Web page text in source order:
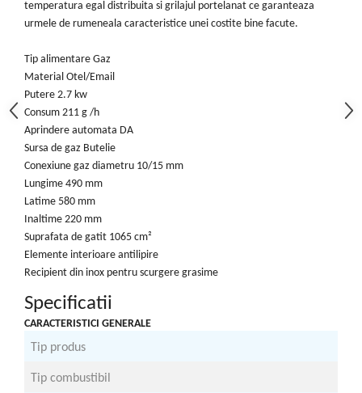
Motopompe
Accesorii pentru irigatii
Furtunuri
Hidrofoare
Pompe de apa de suprafata
Pompe recirculare
Pompe submersibile
Sisteme de irigat si stropit
Timp liber
Accesorii pentru ATV
Alte vehicule electrice
ATV-uri
Biciclete
Tocatoare resturi vegetale
Granulatoare de furaje
Tocatoare de furaje
temperatura egal distribuita si grilajul portelanat ce garanteaza
urmele de rumeneala caracteristice unei costite bine facute.
Tip alimentare Gaz
Material Otel/Email
Putere 2.7 kw
Consum 211 g /h
Aprindere automata DA
Sursa de gaz Butelie
Conexiune gaz diametru 10/15 mm
Lungime 490 mm
Latime 580 mm
Inaltime 220 mm
Suprafata de gatit 1065 cm²
Elemente interioare antilipire
Recipient din inox pentru scurgere grasime
Specificatii
CARACTERISTICI GENERALE
Tip produs
Tip combustibil